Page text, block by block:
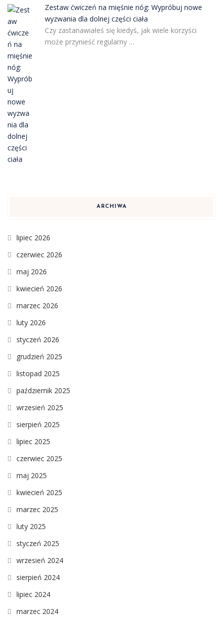
Zestaw ćwiczeń na mięśnie nóg: Wypróbuj nowe
wyzwania dla dolnej części ciała
Czy zastanawiałeś się kiedyś, jak wiele korzyści
może przynieść regularny …
ARCHIWA
lipiec 2026
czerwiec 2026
maj 2026
kwiecień 2026
marzec 2026
luty 2026
styczeń 2026
grudzień 2025
listopad 2025
październik 2025
wrzesień 2025
sierpień 2025
lipiec 2025
czerwiec 2025
maj 2025
kwiecień 2025
marzec 2025
luty 2025
styczeń 2025
wrzesień 2024
sierpień 2024
lipiec 2024
marzec 2024